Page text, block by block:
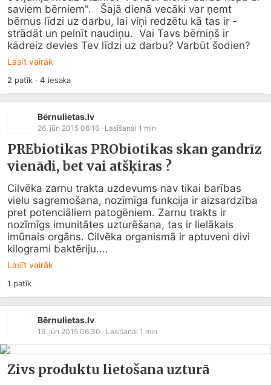
saviem bērniem".   Šajā dienā vecāki var ņemt
bērnus līdzi uz darbu, lai viņi redzētu kā tas ir -
strādāt un pelnīt naudiņu.  Vai Tavs bērniņš ir
kādreiz devies Tev līdzi uz darbu? Varbūt šodien?
Lasīt vairāk
2 patīk ·4 iesaka
Bērnulietas.lv
26. jūn 2015 06:16 · Lasīšanai 1 min
PREbiotikas PRObiotikas skan gandrīz
vienādi, bet vai atšķiras ?
Cilvēka zarnu trakta uzdevums nav tikai barības
vielu sagremošana, nozīmīga funkcija ir aizsardzība
pret potenciāliem patogēniem. Zarnu trakts ir
nozīmīgs imunitātes uzturēšana, tas ir lielākais
imūnais orgāns. Cilvēka organismā ir aptuveni divi
kilogrami baktēriju....
Lasīt vairāk
1 patīk
Bērnulietas.lv
19. jūn 2015 06:30 · Lasīšanai 1 min
Zivs produktu lietošana uzturā